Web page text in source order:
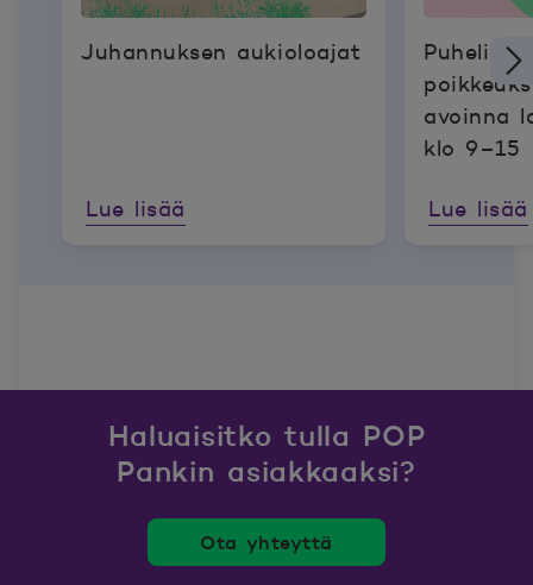
Juhannuksen aukioloajat
Lue lisää
avoinna
klo 9–15
Lue lisää
Haluaisitko tulla POP
Pankin asiakkaaksi?
Ota yhteyttä